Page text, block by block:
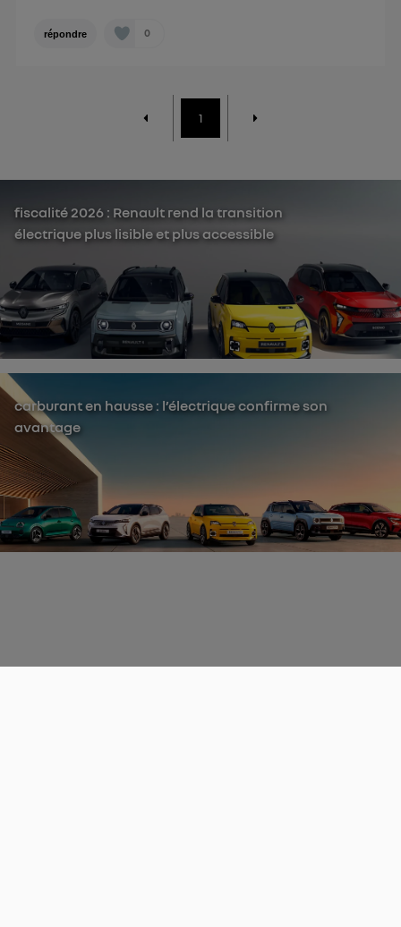
répondre 0
1
fiscalité 2026 : Renault rend la transition
électrique plus lisible et plus accessible
carburant en hausse : l’électrique confirme son
avantage